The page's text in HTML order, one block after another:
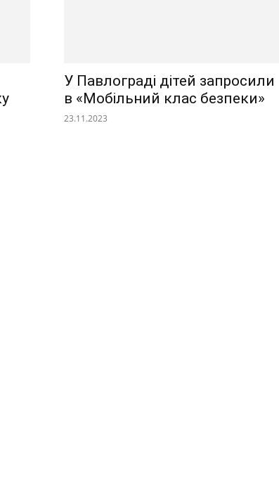
У Павлограді дітей запросили
в «Мобільний клас безпеки»
23.11.2023